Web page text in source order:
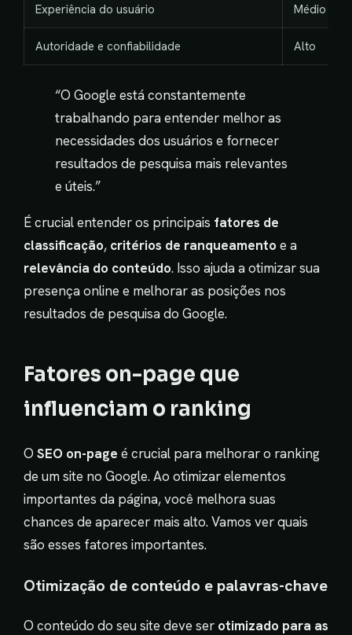
Experiência do usuário Médio
Autoridade e confiabilidade Alto
“O Google está constantemente
trabalhando para entender melhor as
necessidades dos usuários e fornecer
resultados de pesquisa mais relevantes
e úteis.”
É crucial entender os principais fatores de
classificação, critérios de ranqueamento e a
relevância do conteúdo. Isso ajuda a otimizar sua
presença online e melhorar as posições nos
resultados de pesquisa do Google.
Fatores on-page que
influenciam o ranking
O SEO on-page é crucial para melhorar o ranking
de um site no Google. Ao otimizar elementos
importantes da página, você melhora suas
chances de aparecer mais alto. Vamos ver quais
são esses fatores importantes.
Otimização de conteúdo e palavras-chave
O conteúdo do seu site deve ser otimizado para as